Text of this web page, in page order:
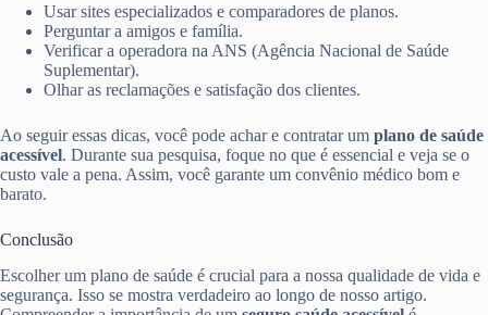
Usar sites especializados e comparadores de planos.
Perguntar a amigos e família.
Verificar a operadora na ANS (Agência Nacional de Saúde
Suplementar).
Olhar as reclamações e satisfação dos clientes.
Ao seguir essas dicas, você pode achar e contratar um plano de saúde
acessível. Durante sua pesquisa, foque no que é essencial e veja se o
custo vale a pena. Assim, você garante um convênio médico bom e
barato.
Conclusão
Escolher um plano de saúde é crucial para a nossa qualidade de vida e
segurança. Isso se mostra verdadeiro ao longo de nosso artigo.